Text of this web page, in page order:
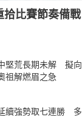
拾比賽節奏備戰
堅荒長期未解 擬向
祖解燃眉之急
續強勢取七連勝 多